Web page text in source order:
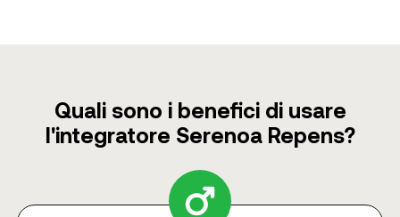
Quali sono i benefici di usare
l'integratore Serenoa Repens?